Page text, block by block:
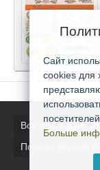
Все последние
Полная версия
Сайт
cookies для
Больше